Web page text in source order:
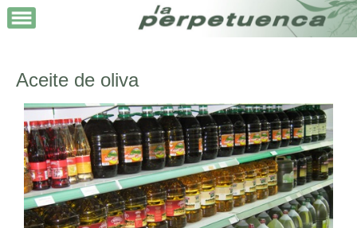
Aceite de oliva